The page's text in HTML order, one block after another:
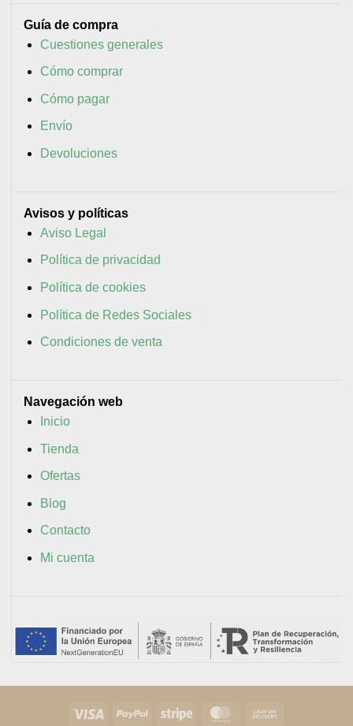
Guía de compra
Cuestiones generales
Cómo comprar
Cómo pagar
Envío
Devoluciones
Avisos y políticas
Aviso Legal
Política de privacidad
Política de cookies
Política de Redes Sociales
Condiciones de venta
Navegación web
Inicio
Tienda
Ofertas
Blog
Contacto
Mi cuenta
Visa PayPal Stripe MasterCard